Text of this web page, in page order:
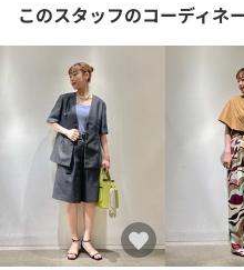
このスタッフのコーディネ